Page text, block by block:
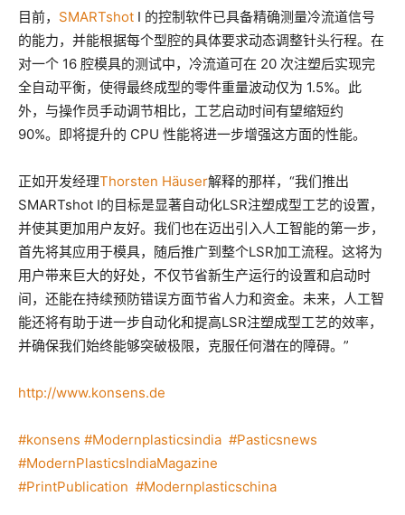
目前， SMARTshot I 的控制软件已具备精确测量冷流道信号
的能力，并能根据每个型腔的具体要求动态调整针头行程。在
对一个 16 腔模具的测试中，冷流道可在 20 次注塑后实现完
全自动平衡，使得最终成型的零件重量波动仅为 1.5%。此
外，与操作员手动调节相比，工艺启动时间有望缩短约
90%。即将提升的 CPU 性能将进一步增强这方面的性能。
正如开发经理Thorsten Häuser解释的那样，“我们推出
SMARTshot I的目标是显著自动化LSR注塑成型工艺的设置，
并使其更加用户友好。我们也在迈出引入人工智能的第一步，
首先将其应用于模具，随后推广到整个LSR加工流程。这将为
用户带来巨大的好处，不仅节省新生产运行的设置和启动时
间，还能在持续预防错误方面节省人力和资金。未来，人工智
能还将有助于进一步自动化和提高LSR注塑成型工艺的效率，
并确保我们始终能够突破极限，克服任何潜在的障碍。”
http://www.konsens.de
#konsens #Modernplasticsindia #Pasticsnews
#ModernPlasticsIndiaMagazine
#PrintPublication #Modernplasticschina